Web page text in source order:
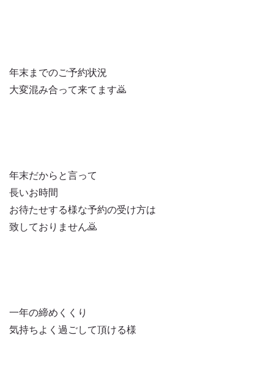
年末までのご予約状況
大変混み合って来てます🙇
年末だからと言って
長いお時間
お待たせする様な予約の受け方は
致しておりません🙇
一年の締めくくり
気持ちよく過ごして頂ける様